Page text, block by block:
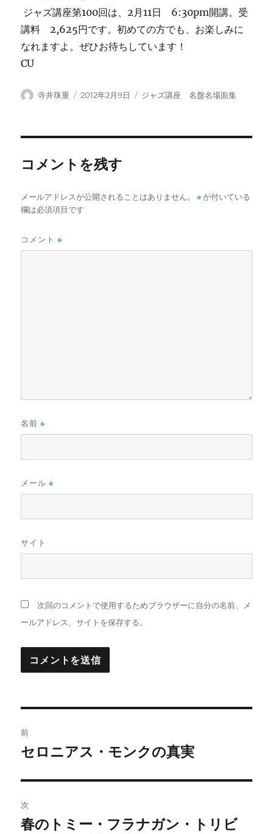
ジャズ講座第100回は、2月11日 6:30pm開講。受
講料 2,625円です。初めての方でも、お楽しみに
なれますよ。ぜひお待ちしています！
CU
投
寺井珠重
投
2012年2月9日
カ
ジャズ講座 名盤名場面集
コメントを残す
メールアドレスが公開されることはありません。 ※ が付いている
欄は必須項目です
コメント※
名前※
メール※
サイト
次回のコメントで使用するためブラウザーに自分の名前、メ
ールアドレス、サイトを保存する。
稿
ビ
ゲ
前
前
投
稿:
セロニアス・モンクの真実
次
次
春のトミー・フラナガン・トリビ